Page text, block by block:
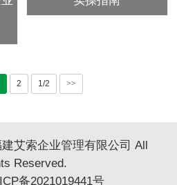
2 1/2 >>
艾索企业管理有限公司 All
Reserved.
备2021019441号